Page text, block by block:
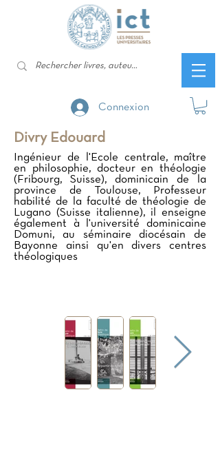
Connexion
Divry Edouard
Ingénieur de l'Ecole centrale, maître
en philosophie, docteur en théologie
(Fribourg, Suisse), dominicain de la
province de Toulouse, Professeur
habilité de la faculté de théologie de
Lugano (Suisse italienne), il enseigne
également à l'université dominicaine
Domuni, au séminaire diocésain de
Bayonne ainsi qu'en divers centres
théologiques